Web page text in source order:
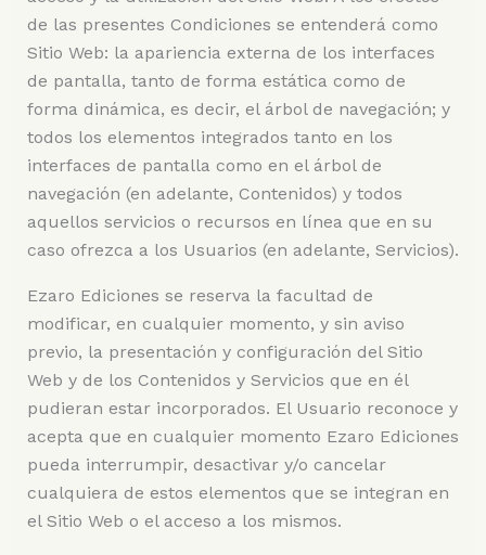
de las presentes Condiciones se entenderá como
Sitio Web: la apariencia externa de los interfaces
de pantalla, tanto de forma estática como de
forma dinámica, es decir, el árbol de navegación; y
todos los elementos integrados tanto en los
interfaces de pantalla como en el árbol de
navegación (en adelante, Contenidos) y todos
aquellos servicios o recursos en línea que en su
caso ofrezca a los Usuarios (en adelante, Servicios).
Ezaro Ediciones se reserva la facultad de
modificar, en cualquier momento, y sin aviso
previo, la presentación y configuración del Sitio
Web y de los Contenidos y Servicios que en él
pudieran estar incorporados. El Usuario reconoce y
acepta que en cualquier momento Ezaro Ediciones
pueda interrumpir, desactivar y/o cancelar
cualquiera de estos elementos que se integran en
el Sitio Web o el acceso a los mismos.